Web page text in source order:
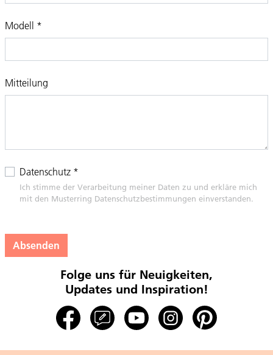
Modell *
Mitteilung
Datenschutz *
Ich stimme der Verarbeitung meiner Daten zu und erkläre mich
mit den Musterring Datenschutzbestimmungen einverstanden.
Absenden
Folge uns für Neuigkeiten,
Updates und Inspiration!